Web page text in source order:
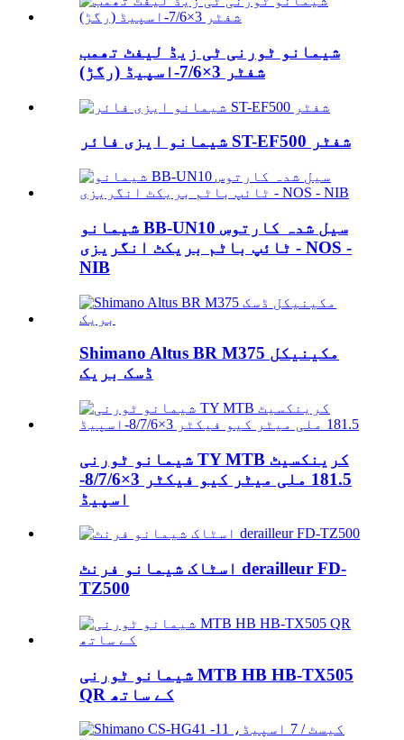
شیمانو ٹورنی ٹی زیڈ لیفٹ تھمب
شفٹر 3×7/6-اسپیڈ (رگڑ)
شیمانو ایزی فائر ST-EF500 شفٹر
شیمانو BB-UN10 سیل شدہ کارتوس
ٹائپ باٹم بریکٹ انگریزی - NOS -
NIB
Shimano Altus BR M375 مکینیکل
ڈسک بریک
شیمانو ٹورنی TY MTB کرینکسیٹ
181.5 ملی میٹر کیو فیکٹر 3×8/7/6-
اسپیڈ
اسٹاک شیمانو فرنٹ derailleur FD-
TZ500
شیمانو ٹورنی MTB HB HB-TX505
QR کے ساتھ